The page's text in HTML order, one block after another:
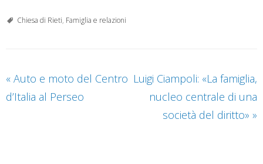
Chiesa di Rieti, Famiglia e relazioni
« Auto e moto del Centro
d’Italia al Perseo
Luigi Ciampoli: «La famiglia,
nucleo centrale di una
società del diritto» »